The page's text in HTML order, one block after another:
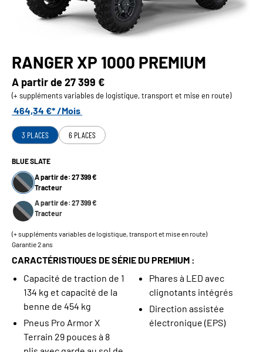
RANGER XP 1000 PREMIUM
A partir de27 399 €
(+ suppléments variables de logistique, transport et mise en route)
464,34 €* /Mois
3 PLACES 6 PLACES
BLUE SLATE
A partir de: 27 399 €
Tracteur
A partir de: 27 399 €
Tracteur
(+ suppléments variables de logistique, transport et mise en route)
Garantie 2 ans
CARACTÉRISTIQUES DE SÉRIE DU PREMIUM :
Capacité de traction de 1
134 kg et capacité de la
benne de 454 kg
Pneus Pro Armor X
Terrain 29 pouces à 8
Phares à LED avec
clignotants intégrés
Direction assistée
électronique (EPS)